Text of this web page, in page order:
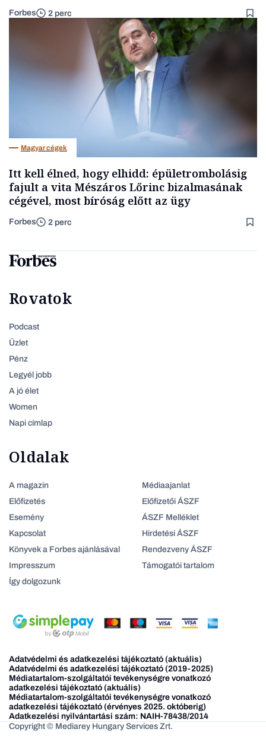
Forbes 2 perc
Magyar cégek
Itt kell élned, hogy elhidd: épületrombolásig
fajult a vita Mészáros Lőrinc bizalmasának
cégével, most bíróság előtt az ügy
Forbes 2 perc
Rovatok
Podcast
Üzlet
Pénz
Legyél jobb
A jó élet
Women
Napi címlap
Oldalak
A magazin
Előfizetés
Esemény
Kapcsolat
Könyvek a Forbes ajánlásával
Impresszum
Így dolgozunk
Médiaajanlat
Előfizetői ÁSZF
ÁSZF Melléklet
Hirdetési ÁSZF
Rendezveny ÁSZF
Támogatói tartalom
Adatvédelmi és adatkezelési tájékoztató (aktuális)
Adatvédelmi és adatkezelési tájékoztató (2019-2025)
Médiatartalom-szolgáltatói tevékenységre vonatkozó
adatkezelési tájékoztató (aktuális)
Médiatartalom-szolgáltatói tevékenységre vonatkozó
adatkezelési tájékoztató (érvényes 2025. októberig)
Adatkezelési nyilvántartási szám: NAIH-78438/2014
Copyright © Mediarey Hungary Services Zrt.